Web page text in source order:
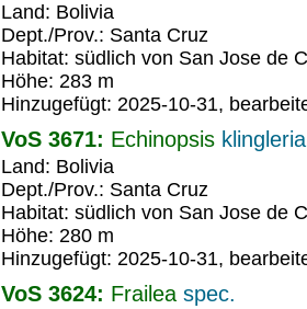
Land: Bolivia
Dept./Prov.: Santa Cruz
Habitat: südlich von San Jose de
Höhe: 283 m
Hinzugefügt: 2025-10-31,
VoS 3671: Echinopsis
Land: Bolivia
Dept./Prov.: Santa Cruz
Habitat: südlich von San Jose de
Höhe: 280 m
Hinzugefügt: 2025-10-31,
VoS 3624: Frailea spec.